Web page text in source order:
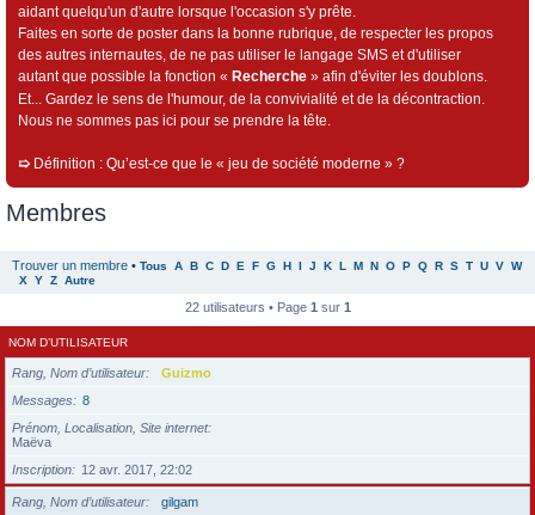
aidant quelqu'un d'autre lorsque l'occasion s'y prête.
Faites en sorte de poster dans la bonne rubrique, de respecter les propos
des autres internautes, de ne pas utiliser le langage SMS et d'utiliser
autant que possible la fonction « Recherche » afin d'éviter les doublons.
Et... Gardez le sens de l'humour, de la convivialité et de la décontraction.
Nous ne sommes pas ici pour se prendre la tête.
➯ Définition : Qu’est-ce que le « jeu de société moderne » ?
Membres
Trouver un membre • Tous A B C D E F G H I J K L M N O P Q R S T U V W
X Y Z Autre
22 utilisateurs • Page 1 sur 1
NOM D’UTILISATEUR
Rang, Nom d’utilisateur
Guizmo
Messages
8
Prénom, Localisation, Site internet
Maëva
Inscription
12 avr. 2017, 22:02
Rang, Nom d’utilisateur
gilgam